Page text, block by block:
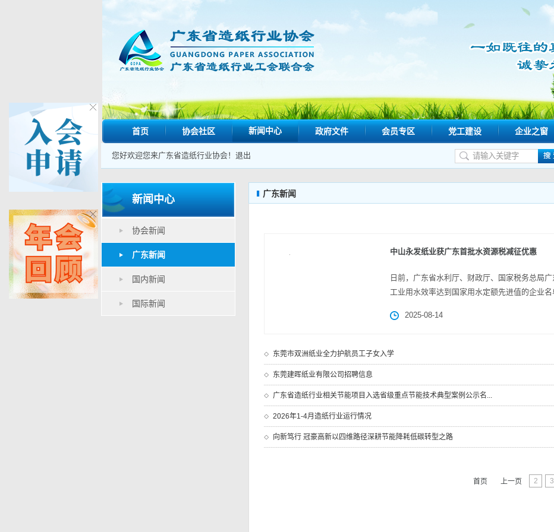
首页 协会社区 新闻中心 政府文件 会员专区 党工建设 企业之窗
您好欢迎您来广东省造纸行业协会！ 退出
新闻中心
协会新闻
广东新闻
国内新闻
国际新闻
广东新闻
中山永发纸业获广东首批水资源税减征优惠
日前，广东省水利厅、财政厅、国家税务总局
工业用水效率达到国家用水定额先进值的企业
2025-08-14
东莞市双洲纸业全力护航员工子女入学
东莞建晖纸业有限公司招聘信息
广东省造纸行业相关节能项目入选省级重点节能技术典型案例公示名...
2026年1-4月造纸行业运行情况
向新笃行 冠豪高新以四维路径深耕节能降耗低碳转型之路
首页 上一页 2 3